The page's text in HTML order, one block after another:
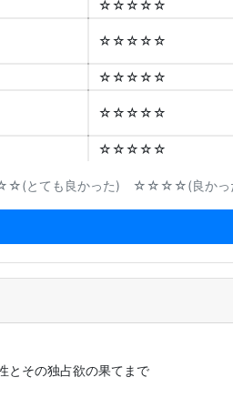
☆☆☆☆☆
☆☆☆☆☆
☆☆☆☆☆
☆☆☆☆☆
☆☆☆☆☆
とても良かった) ☆☆☆☆(良か
とその独占欲の果てまで